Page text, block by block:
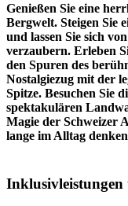
Genießen Sie eine
Bergwelt. Steigen Sie
und lassen Sie sich
verzaubern. Erleben
den Spuren des
Nostalgiezug mit der
Spitze. Besuchen Sie
spektakulären
Magie der Schweizer
lange im Alltag
Inklusivleistungen